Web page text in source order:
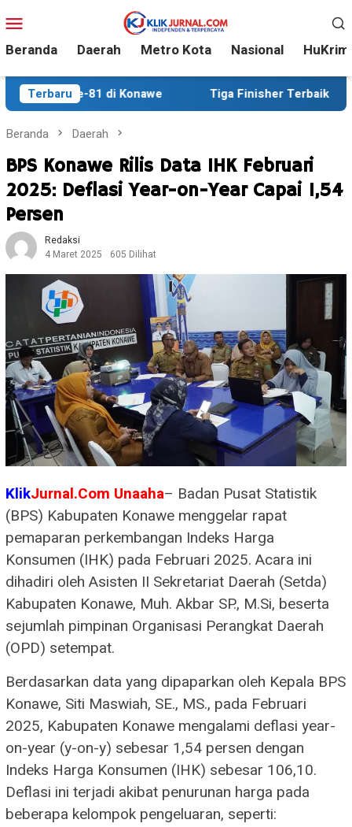
ke
kontenMobile
Beranda Daerah Metro Kota Nasional HuKrim
Terbaru
di Konawe Tiga Finisher Terbaik One Day Trail
Beranda Daerah
BPS Konawe Rilis Data IHK Februari
2025: Deflasi Year-on-Year Capai 1,54
Persen
Redaksi
4 Maret 2025
605 Dilihat
KlikJurnal.Com Unaaha– Badan Pusat Statistik
(BPS) Kabupaten Konawe menggelar rapat
pemaparan perkembangan Indeks Harga
Konsumen (IHK) pada Februari 2025. Acara ini
dihadiri oleh Asisten II Sekretariat Daerah (Setda)
Kabupaten Konawe, Muh. Akbar SP., M.Si, beserta
sejumlah pimpinan Organisasi Perangkat Daerah
(OPD) setempat.
Berdasarkan data yang dipaparkan oleh Kepala BPS
Konawe, Siti Maswiah, SE., MS., pada Februari
2025, Kabupaten Konawe mengalami deflasi year-
on-year (y-on-y) sebesar 1,54 persen dengan
Indeks Harga Konsumen (IHK) sebesar 106,10.
Deflasi ini terjadi akibat penurunan harga pada
beberapa kelompok pengeluaran, seperti: